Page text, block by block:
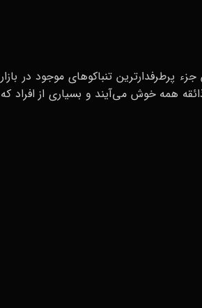
تنباکوهای موجود در بازار
همه خوش می‌آیند و بسیاری از افراد که